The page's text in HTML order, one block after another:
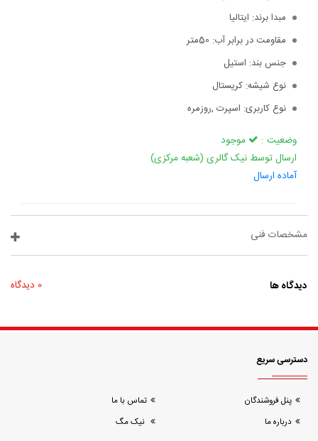
مبدا برند: ایتالیا
مقاومت در برابر آب: 50متر
جنس بند: استیل
نوع شیشه: کریستال
نوع کاربری: اسپرت ,روزمره
وضعیت :
موجود
ارسال توسط نیک گالری (شعبه مرکزی)
آماده ارسال
مشخصات فنی
دیدگاه ها 0 دیدگاه
دسترسی سریع
پنل فروشندگان
تماس با ما
درباره ما
نیک مگ